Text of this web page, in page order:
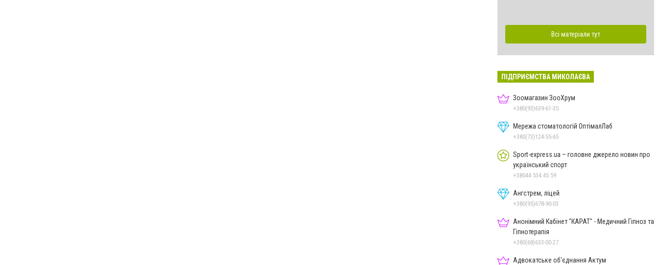
Всі матеріали тут
ПІДПРИЄМСТВА МИКОЛАЄВА
Зоомагазин ЗооХрум
+380(93)639-61-35
Мережа стоматологій ОптімалЛаб
+380(73)124-55-65
Sport-express.ua – головне джерело новин про
український спорт
+38044 534 45 59
Ангстрем, ліцей
+380(95)678-90-03
Анонімний Кабінет "КАРАТ" - Медичний Гіпноз та
Гіпнотерапія
+380(68)633-00-27
Адвокатське об'єднання Актум